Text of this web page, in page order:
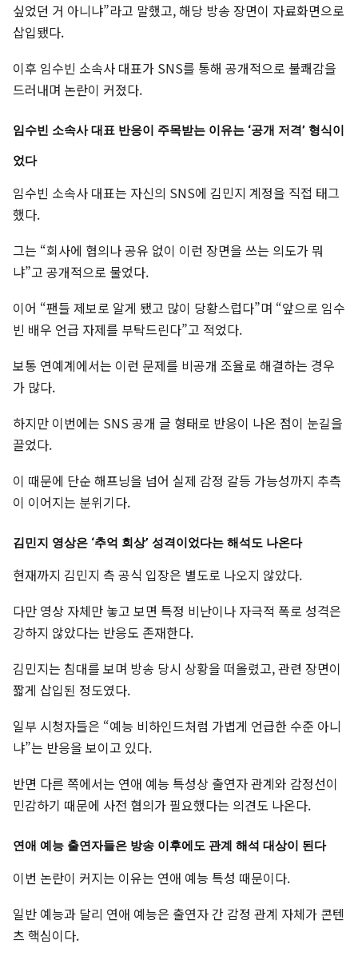
싶었던 거 아니냐”라고 말했고, 해당 방송 장면이 자료화면으로
삽입됐다.
이후 임수빈 소속사 대표가 SNS를 통해 공개적으로 불쾌감을
드러내며 논란이 커졌다.
임수빈 소속사 대표 반응이 주목받는 이유는 ‘공개 저격’ 형식이
었다
임수빈 소속사 대표는 자신의 SNS에 김민지 계정을 직접 태그
했다.
그는 “회사에 협의나 공유 없이 이런 장면을 쓰는 의도가 뭐
냐”고 공개적으로 물었다.
이어 “팬들 제보로 알게 됐고 많이 당황스럽다”며 “앞으로 임수
빈 배우 언급 자제를 부탁드린다”고 적었다.
보통 연예계에서는 이런 문제를 비공개 조율로 해결하는 경우
가 많다.
하지만 이번에는 SNS 공개 글 형태로 반응이 나온 점이 눈길을
끌었다.
이 때문에 단순 해프닝을 넘어 실제 감정 갈등 가능성까지 추측
이 이어지는 분위기다.
김민지 영상은 ‘추억 회상’ 성격이었다는 해석도 나온다
현재까지 김민지 측 공식 입장은 별도로 나오지 않았다.
다만 영상 자체만 놓고 보면 특정 비난이나 자극적 폭로 성격은
강하지 않았다는 반응도 존재한다.
김민지는 침대를 보며 방송 당시 상황을 떠올렸고, 관련 장면이
짧게 삽입된 정도였다.
일부 시청자들은 “예능 비하인드처럼 가볍게 언급한 수준 아니
냐”는 반응을 보이고 있다.
반면 다른 쪽에서는 연애 예능 특성상 출연자 관계와 감정선이
민감하기 때문에 사전 협의가 필요했다는 의견도 나온다.
연애 예능 출연자들은 방송 이후에도 관계 해석 대상이 된다
이번 논란이 커지는 이유는 연애 예능 특성 때문이다.
일반 예능과 달리 연애 예능은 출연자 간 감정 관계 자체가 콘텐
츠 핵심이다.